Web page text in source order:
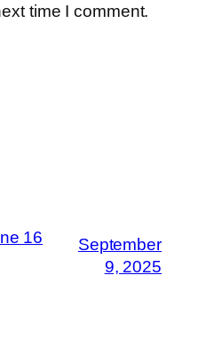
time I comment.
16
September
9, 2025